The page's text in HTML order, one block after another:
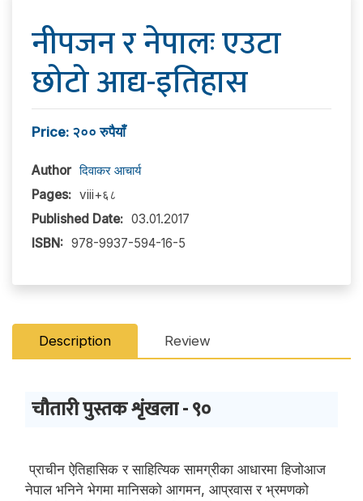
नीपजन र नेपालः एउटा
छोटो आद्य-इतिहास
Price: २०० रुपैयाँ
Author दिवाकर आचार्य
Pages: viii+६८
Published Date: 03.01.2017
ISBN: 978-9937-594-16-5
Description Review
चौतारी पुस्तक शृंखला - ९०
प्राचीन ऐतिहासिक र साहित्यिक सामग्रीका आधारमा हिजोआज
नेपाल भनिने भेगमा मानिसको आगमन, आप्रवास र भ्रमणको